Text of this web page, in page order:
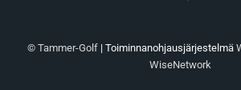
© Tammer-Golf| Toiminnanohjausjärjestelmä
WiseNetwork